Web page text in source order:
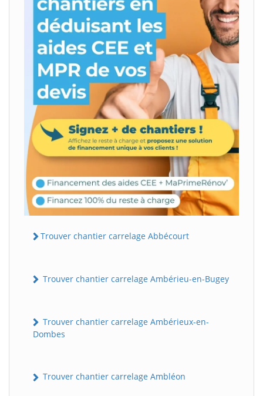
Trouver chantier carrelage Abbécourt
Trouver chantier carrelage Ambérieu-en-Bugey
Trouver chantier carrelage Ambérieux-en-
Dombes
Trouver chantier carrelage Ambléon